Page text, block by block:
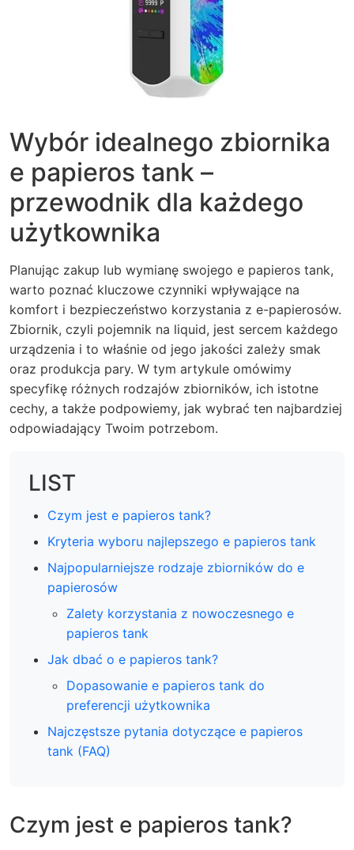
Wybór idealnego zbiornika
e papieros tank –
przewodnik dla każdego
użytkownika
Planując zakup lub wymianę swojego e papieros tank,
warto poznać kluczowe czynniki wpływające na
komfort i bezpieczeństwo korzystania z e-papierosów.
Zbiornik, czyli pojemnik na liquid, jest sercem każdego
urządzenia i to właśnie od jego jakości zależy smak
oraz produkcja pary. W tym artykule omówimy
specyfikę różnych rodzajów zbiorników, ich istotne
cechy, a także podpowiemy, jak wybrać ten najbardziej
odpowiadający Twoim potrzebom.
LIST
Czym jest e papieros tank?
Kryteria wyboru najlepszego e papieros tank
Najpopularniejsze rodzaje zbiorników do e
papierosów
Zalety korzystania z nowoczesnego e
papieros tank
Jak dbać o e papieros tank?
Dopasowanie e papieros tank do
preferencji użytkownika
Najczęstsze pytania dotyczące e papieros
tank (FAQ)
Czym jest e papieros tank?